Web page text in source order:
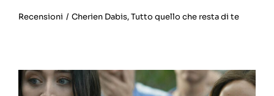
Recensioni / Cherien Dabis,Tutto quello che resta di te